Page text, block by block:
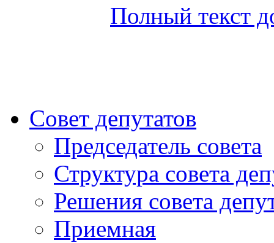
Полный текст
Совет депутатов
Председатель совета
Структура совета
Решения совета
Приемная